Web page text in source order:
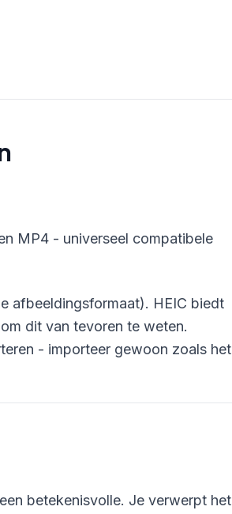
MP4 - universeel compatibele
afbeeldingsformaat). HEIC biedt
dit van tevoren te weten.
- importeer gewoon zoals het
betekenisvolle. Je verwerpt het